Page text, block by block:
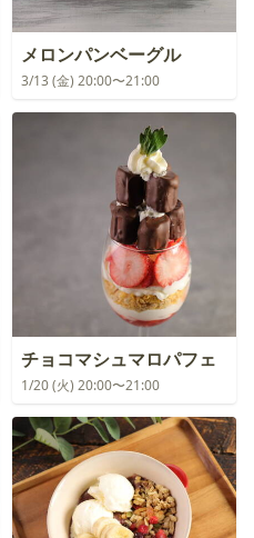
メロンパンベーグル
3/13 (金) 20:00〜21:00
チョコマシュマロパフェ
1/20 (火) 20:00〜21:00